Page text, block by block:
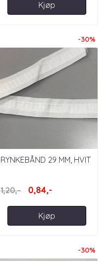
Kjøp
-30%
RYNKEBÅND 29 MM, HVIT
1,20,- 0,84,-
Kjøp
-30%